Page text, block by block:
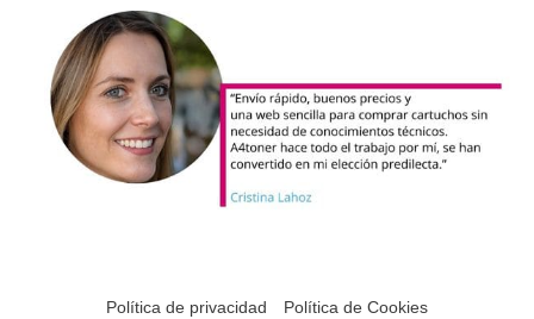
Política de privacidad
Política de Cookies